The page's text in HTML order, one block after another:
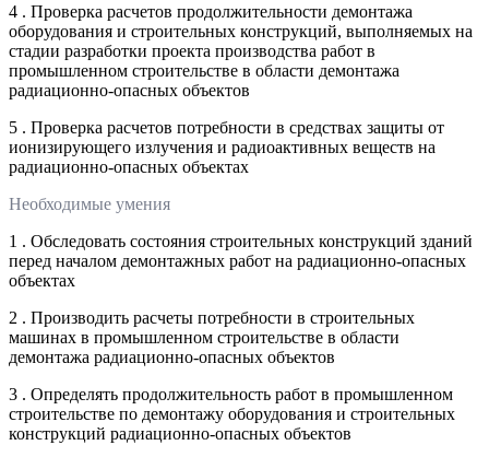
4 . Проверка расчетов продолжительности демонтажа
оборудования и строительных конструкций, выполняемых на
стадии разработки проекта производства работ в
промышленном строительстве в области демонтажа
радиационно-опасных объектов
5 . Проверка расчетов потребности в средствах защиты от
ионизирующего излучения и радиоактивных веществ на
радиационно-опасных объектах
Необходимые умения
1 . Обследовать состояния строительных конструкций зданий
перед началом демонтажных работ на радиационно-опасных
объектах
2 . Производить расчеты потребности в строительных
машинах в промышленном строительстве в области
демонтажа радиационно-опасных объектов
3 . Определять продолжительность работ в промышленном
строительстве по демонтажу оборудования и строительных
конструкций радиационно-опасных объектов